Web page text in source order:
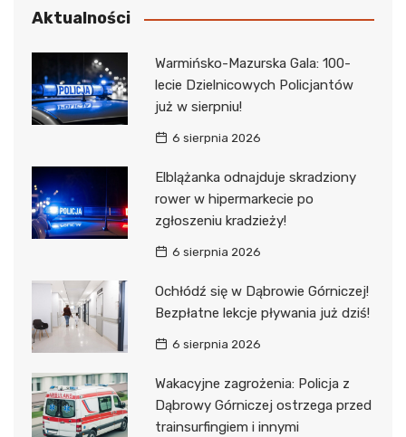
Aktualności
Warmińsko-Mazurska Gala: 100-
lecie Dzielnicowych Policjantów
już w sierpniu!
6 sierpnia 2026
Elblążanka odnajduje skradziony
rower w hipermarkecie po
zgłoszeniu kradzieży!
6 sierpnia 2026
Ochłódź się w Dąbrowie Górniczej!
Bezpłatne lekcje pływania już dziś!
6 sierpnia 2026
Wakacyjne zagrożenia: Policja z
Dąbrowy Górniczej ostrzega przed
trainsurfingiem i innymi